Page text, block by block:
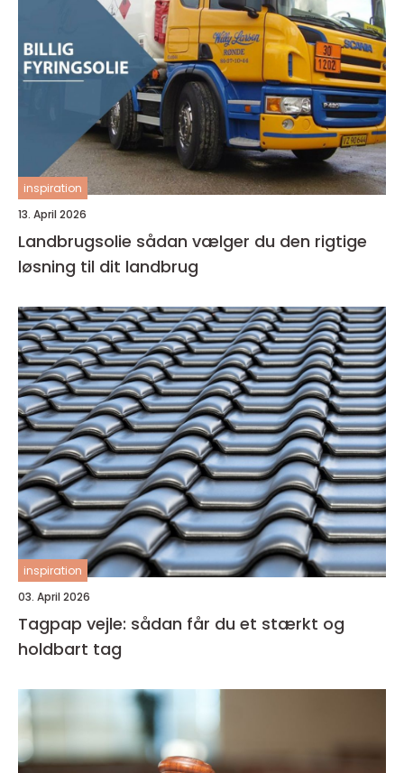
inspiration
13. April 2026
Landbrugsolie sådan vælger du den rigtige
løsning til dit landbrug
inspiration
03. April 2026
Tagpap vejle: sådan får du et stærkt og
holdbart tag